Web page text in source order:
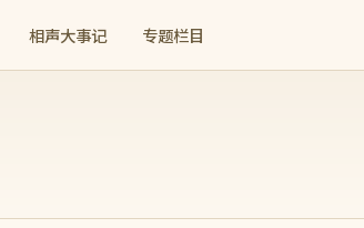
相声大事记 专题栏目